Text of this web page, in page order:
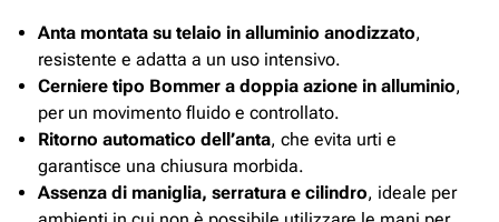
Anta montata su telaio in alluminio anodizzato,
resistente e adatta a un uso intensivo.
Cerniere tipo Bommer a doppia azione in alluminio,
per un movimento fluido e controllato.
Ritorno automatico dell’anta, che evita urti e
garantisce una chiusura morbida.
Assenza di maniglia, serratura e cilindro, ideale per